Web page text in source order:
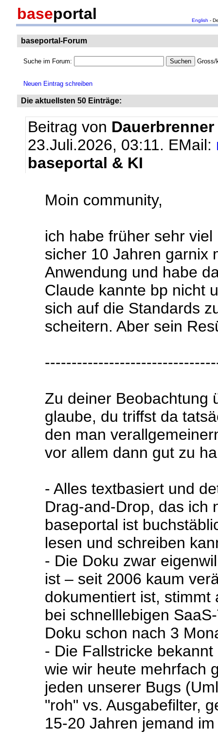
baseportal English -
baseportal-Forum
Suche im Forum: Gross/
Neuen Eintrag schreiben
Die aktuellsten 50 Einträge:
Beitrag von Dauerbrenner
23.Juli.2026, 03:11. EMail:
baseportal & KI
Moin community,
ich habe früher sehr
sicher 10 Jahren garnix
Anwendung und habe
Claude kannte bp nicht
sich auf die Standards
scheitern. Aber sein
Zu deiner Beobachtung
glaube, du triffst da
den man
vor allem dann gut zu
- Alles textbasiert und
Drag-and-Drop, das ich
baseportal ist
lesen und schreiben
- Die Doku zwar
ist – seit 2006 kaum
dokumentiert ist,
bei schnelllebigen
Doku schon nach 3
- Die Fallstricke
wie wir heute mehrfach
jeden unserer Bugs
"roh" vs. Ausgabefilter,
15-20 Jahren jemand